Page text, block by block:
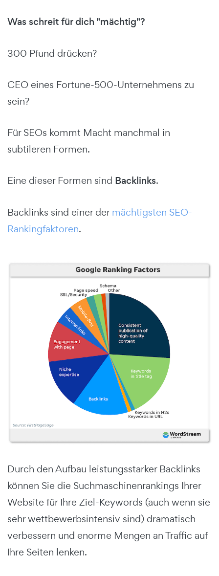
Was schreit für dich "mächtig"?
300 Pfund drücken?
CEO eines Fortune-500-Unternehmens zu
sein?
Für SEOs kommt Macht manchmal in
subtileren Formen.
Eine dieser Formen sind Backlinks.
Backlinks sind einer dermächtigsten SEO-
Rankingfaktoren.
Durch den Aufbau leistungsstarker Backlinks
können Sie die Suchmaschinenrankings Ihrer
Website für Ihre Ziel-Keywords (auch wenn sie
sehr wettbewerbsintensiv sind) dramatisch
verbessern und enorme Mengen an Traffic auf
Ihre Seiten lenken.